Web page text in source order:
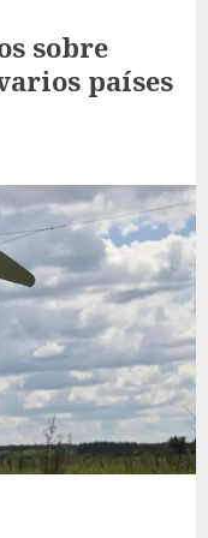
sobre
países